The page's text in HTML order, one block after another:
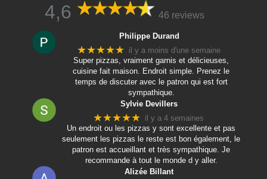
4,6 46 reviews
Philippe Durand
★★★★★ il y a moins d'une semaine
Super pizzas, vraiment garnis et délicieuses,
cuisine fait maison. Endroit simple. Prenez le
temps de discuter avec le patron qui est fort
sympathique.
Sylvie Devillers
★★★★★ il y a 4 semaines
Un endroit ou les pizzas y sont excellente et pas
seulement les pizzas le reste est bon également, le
patron est accueillant et très sympathique. Je
recommande à tout le monde d y aller.
Alizée Billant